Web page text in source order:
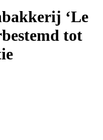
‘Le
tot